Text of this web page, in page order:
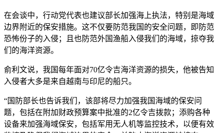
在会谈中，行动党代表也建议部长加强海上执法，特别是海域
边界附近的保安措施。这不仅要防范我国的安全问题，即防范
恐怖份子的入侵；且也防范外国渔船入侵我们的海域，掠夺我
们的海洋资源。
俞利文说，我国每年面对70亿令吉海洋资源的损失，他被告知
入侵者大多是来自越南与印尼的船只。
“国防部长也告诉我们，该部将尽力加强我国海域的保安问
题，包括在附加财政预算案中批准的2亿令吉拨款；添购各种
设备来加强海域保安，包括军用无人机等监控技术，以便有效